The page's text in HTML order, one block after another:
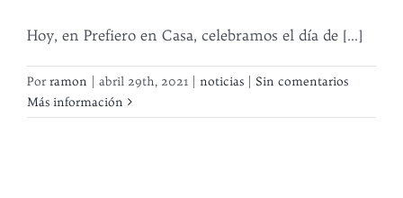
Hoy, en Prefiero en Casa, celebramos el día de [...]
Porramon abril 29th, 2021 noticias
Sin comentarios
Más información